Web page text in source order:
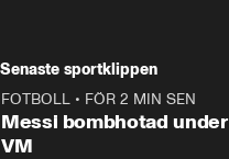
Senaste sportklippen
FOTBOLL • FÖR 2 MIN SEN
Messi bombhotad under
VM